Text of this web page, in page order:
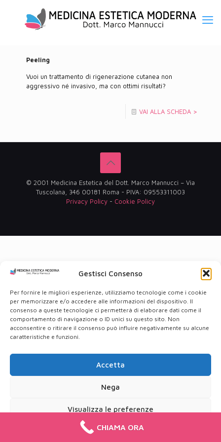
Gestisci Consenso
Per fornire le migliori esperienze, utilizziamo tecnologie come i cookie
per memorizzare e/o accedere alle informazioni del dispositivo. Il
consenso a queste tecnologie ci permetterà di elaborare dati come il
comportamento di navigazione o ID unici su questo sito. Non
acconsentire o ritirare il consenso può influire negativamente su alcune
caratteristiche e funzioni.
Accetta
Nega
Visualizza le preferenze
Cookie PolicyPrivacy Policy
Peeling
Vuoi un trattamento di rigenerazione cutanea non
aggressivo né invasivo, ma con ottimi risultati?
VAI ALLA SCHEDA >
© 2001 Medicina Estetica del Dott. Marco Mannucci – Via
Tuscolana, 346 00181 Roma - PIVA: 09553311003
Privacy Policy - Cookie Policy
CHIAMA ORA